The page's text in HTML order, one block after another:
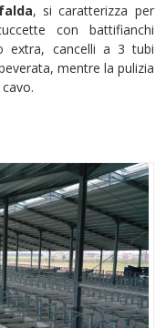
, si caratterizza per
con battifianchi
extra, cancelli a 3 tubi
mentre la pulizia